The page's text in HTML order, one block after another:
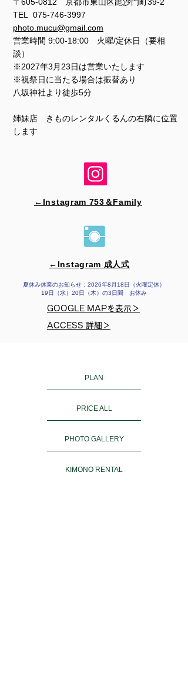
TEL 075-746-3997
photo.mucu@gmail.com
営業時間 9:00-18:00 火曜/定休日（要相
談）
※2027年3月23日は営業いたします
※祝祭日に当たる場合は振替あり
​​八坂神社より徒歩5分
姉妹店 きものレンタルくるんの右隣に位置
します
←Instagram 753＆​Family
←Instagram 成人式
夏休み休業のお知らせ：2026年8月18日（火曜定休）
19日（水）20日（木）の3日間 お休み
GOOGLE MAPを表示＞
ACCESS 詳細＞
PLAN
PRICE ALL
PHOTO GALLERY
KIMONO RENTAL